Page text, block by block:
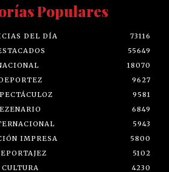
Populares
DEL DÍA
73116
55649
18070
9627
9581
EZENARIO
6849
5943
IMPRESA
5800
5102
CULTURA
4230